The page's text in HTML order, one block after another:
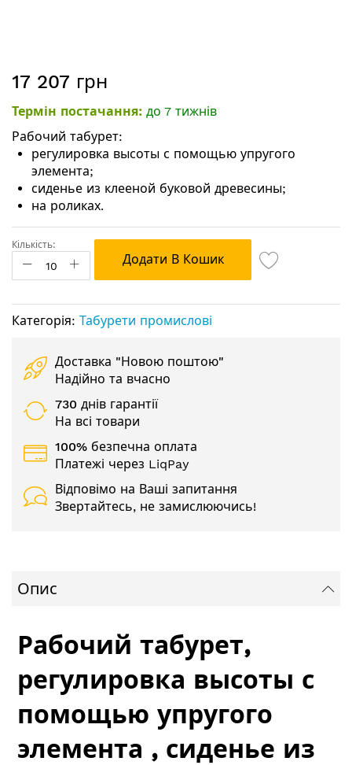
до
галереї
зображень
17 207 грн
Термін постачання: до 7 тижнів
Рабочий табурет:
регулировка высоты с помощью упругого
элемента;
сиденье из клееной буковой древесины;
на роликах.
Кількість:
Додати В Кошик
Категорія: Табурети промислові
Доставка "Новою поштою"
Надійно та вчасно
730 днів гарантії
На всі товари
100% безпечна оплата
Платежі через LiqPay
Відповімо на Ваші запитання
Звертайтесь, не замислюючись!
Опис
Рабочий табурет,
регулировка высоты с
помощью упругого
элемента , сиденье из